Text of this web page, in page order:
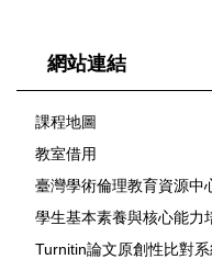
網站連結
課程地圖
教室借用
臺灣學術倫理教育資源中
學生基本素養與核心能力
Turnitin論文原創性比對